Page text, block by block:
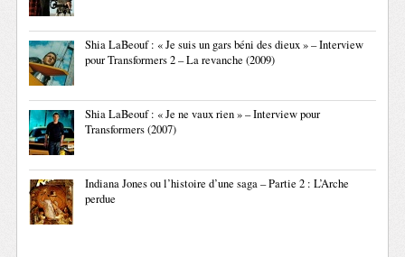
Shia LaBeouf : « Je suis un gars béni des dieux » – Interview
pour Transformers 2 – La revanche (2009)
Shia LaBeouf : « Je ne vaux rien » – Interview pour
Transformers (2007)
Indiana Jones ou l’histoire d’une saga – Partie 2 : L’Arche
perdue